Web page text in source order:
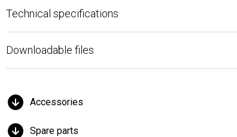
Technical specifications
Downloadable files
Accessories
Spare parts